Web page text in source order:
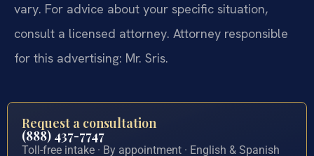
vary. For advice about your specific situation,
consult a licensed attorney. Attorney responsible
for this advertising: Mr. Sris.
Request a consultation
(888) 437-7747
Toll-free intake · By appointment · English & Spanish